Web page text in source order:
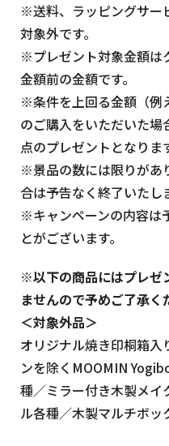
※送料、ラッピングサー
対象外です。
※プレゼント対象金額は
金額前の金額です。
※条件を上回る金額（例
のご購入をいただいた
点のプレゼントとなりま
※景品の数には限りがあ
合は予告なく終了いたし
※キャンペーンの内容は
とがございます。
※以下の商品にはプレゼ
ませんので予めご了承く
＜対象外品＞
オリジナル焼き印桐箱入
ンを除くMOOMIN
種／ミラー付き木製メイ
ル各種／木製マルチボッ